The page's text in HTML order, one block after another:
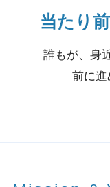
当たり
誰もが、身
前に進